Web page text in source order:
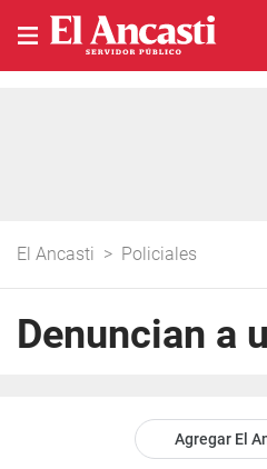
El Ancasti > Policiales
Denuncian a
Agregar El